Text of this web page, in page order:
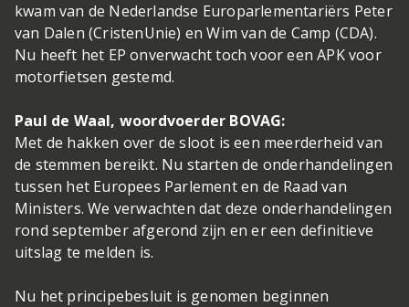
kwam van de Nederlandse Europarlementariërs Peter
van Dalen (CristenUnie) en Wim van de Camp (CDA).
Nu heeft het EP onverwacht toch voor een APK voor
motorfietsen gestemd.
Paul de Waal, woordvoerder BOVAG:
Met de hakken over de sloot is een meerderheid van
de stemmen bereikt. Nu starten de onderhandelingen
tussen het Europees Parlement en de Raad van
Ministers. We verwachten dat deze onderhandelingen
rond september afgerond zijn en er een definitieve
uitslag te melden is.
Nu het principebesluit is genomen beginnen